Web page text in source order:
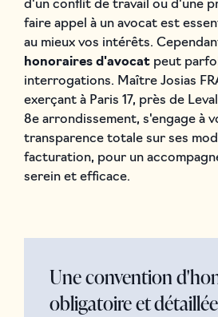
d'un conflit de travail ou d'une
faire appel à un avocat est
au mieux vos intérêts.
honoraires d'avocat peut
interrogations. Maître Josias
exerçant à Paris 17, près de
8e arrondissement, s'engage à
transparence totale sur ses
facturation, pour un
serein et efficace.
Une convention
obligatoire et détaillée